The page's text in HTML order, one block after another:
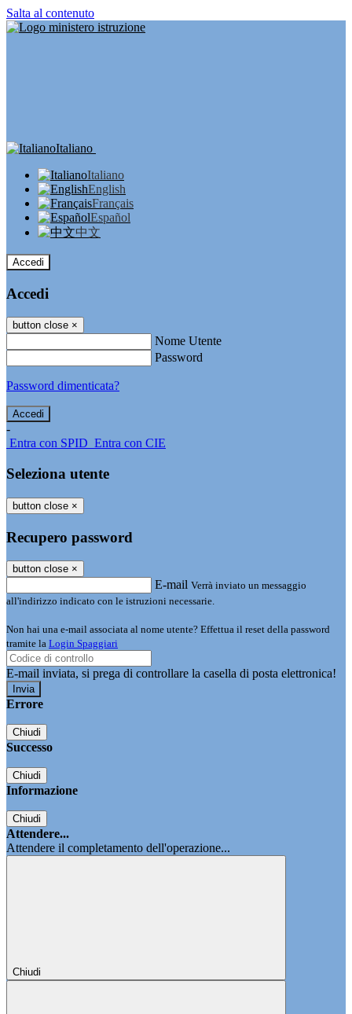
Salta al contenuto
Italiano
Italiano
English
Français
Español
中文
Accedi
Accedi
button close ×
Nome Utente
Password
Password dimenticata?
-
Entra con SPID Entra con CIE
Seleziona utente
button close ×
Recupero password
button close ×
E-mail Verrà inviato un messaggio
all'indirizzo indicato con le istruzioni necessarie.
Non hai una e-mail associata al nome utente? Effettua il reset della password
tramite la Login Spaggiari
E-mail inviata, si prega di controllare la casella di posta elettronica!
Errore
Chiudi
Successo
Chiudi
Informazione
Chiudi
Attendere...
Attendere il completamento dell'operazione...
Chiudi